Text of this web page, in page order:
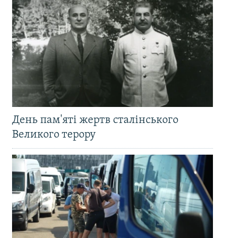
День пам'яті жертв сталінського
Великого терору